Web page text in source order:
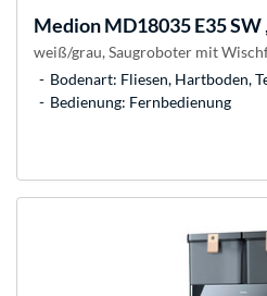
MedionMD18035 E35
weiß/grau, Saugroboter mit
Bodenart: Fliesen, Hartboden,
Bedienung: Fernbedienung